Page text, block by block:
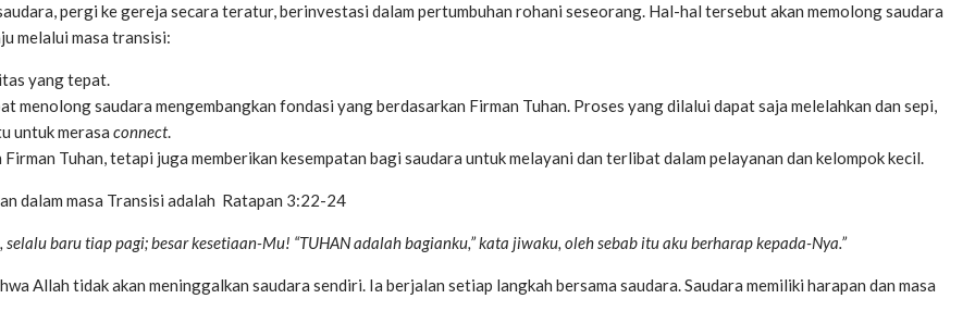
pergi ke gereja secara teratur, berinvestasi dalam pertumbuhan rohani seseorang. Hal-hal tersebut akan memolong saudara
masa transisi:
yang tepat.
menolong saudara mengembangkan fondasi yang berdasarkan Firman Tuhan. Proses yang dilalui dapat saja melelahkan dan sepi,
untuk merasa connect.
Tuhan, tetapi juga memberikan kesempatan bagi saudara untuk melayani dan terlibat dalam pelayanan dan kelompok kecil.
dalam masa Transisi adalah Ratapan 3:22-24
baru tiap pagi; besar kesetiaan-Mu! “TUHAN adalah bagianku,” kata jiwaku, oleh sebab itu aku berharap kepada-Nya.”
Allah tidak akan meninggalkan saudara sendiri. Ia berjalan setiap langkah bersama saudara. Saudara memiliki harapan dan masa